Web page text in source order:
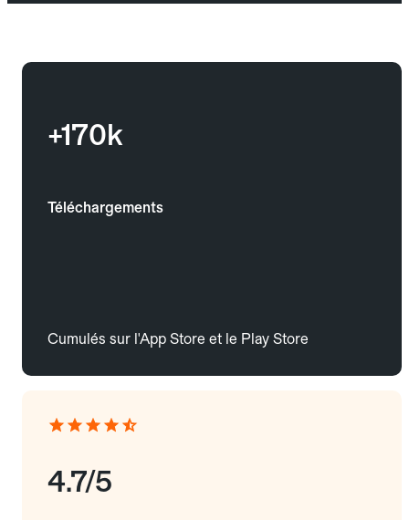
+170k
Téléchargements
Cumulés sur l'App Store et le Play Store
4.7/5